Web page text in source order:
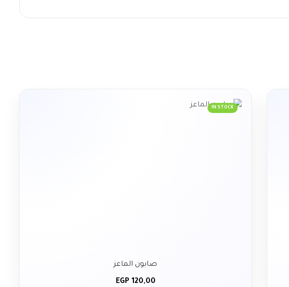
IN STOCK
صابون الماعز
EGP 120,00